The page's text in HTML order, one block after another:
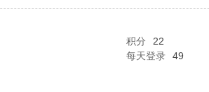
积分
22
每天登录
49